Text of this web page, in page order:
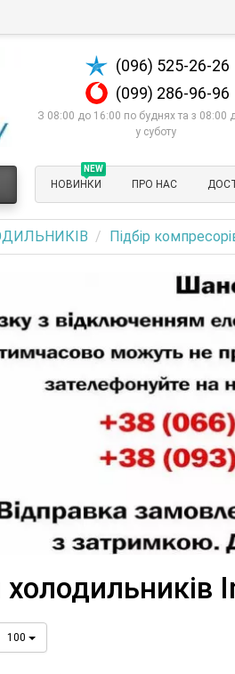
(096) 525-26-26
(099) 286-96-96
З 08:00 до 16:00 по буднях та з 08:00
у суботу
NEW
НОВИНКИ ПРО НАС
Підбір
100